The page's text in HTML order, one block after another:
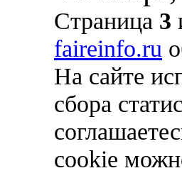
Страница 3
faireinfo.ru
На сайте
сбора
cookie